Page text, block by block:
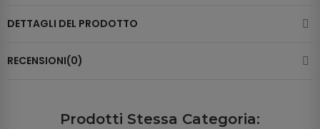
DETTAGLI DEL PRODOTTO
RECENSIONI(0)
Prodotti Stessa Categoria: